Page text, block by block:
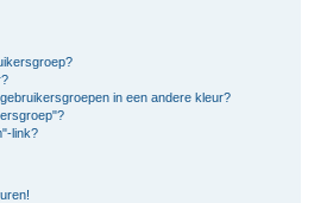
in een andere kleur?
link?